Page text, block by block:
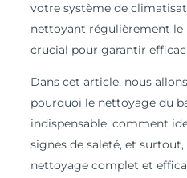
votre système de
nettoyant régulièrement le
crucial pour garantir
Dans cet article, nous
pourquoi le nettoyage du
indispensable, comment
signes de saleté, et
nettoyage complet et